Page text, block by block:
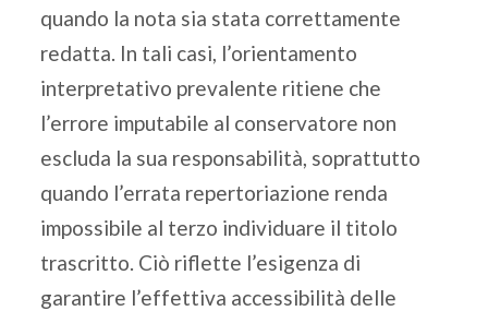
quando la nota sia stata correttamente
redatta. In tali casi, l’orientamento
interpretativo prevalente ritiene che
l’errore imputabile al conservatore non
escluda la sua responsabilità, soprattutto
quando l’errata repertoriazione renda
impossibile al terzo individuare il titolo
trascritto. Ciò riflette l’esigenza di
garantire l’effettiva accessibilità delle